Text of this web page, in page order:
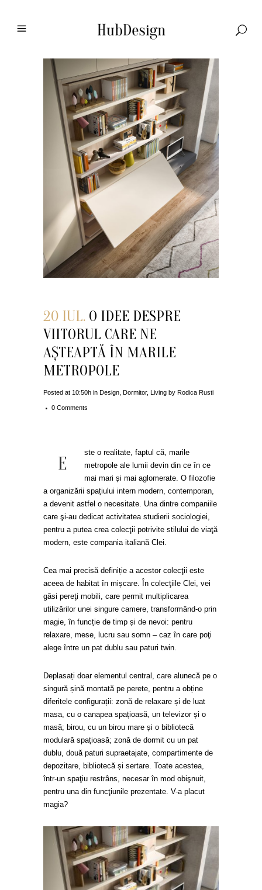
20 IUL. O IDEE DESPRE
VIITORUL CARE NE
AȘTEAPTĂ ÎN MARILE
METROPOLE
Posted at 10:50h in Design Dormitor, Living by Rodica Rusti
0 Comments
E
ste o realitate, faptul că, marile
metropole ale lumii devin din ce în ce
mai mari și mai aglomerate. O filozofie
a organizării spațiului intern modern, contemporan,
a devenit astfel o necesitate. Una dintre companiile
care şi-au dedicat activitatea studierii sociologiei,
pentru a putea crea colecţii potrivite stilului de viaţă
modern, este compania italiană Clei.
Cea mai precisă definiție a acestor colecţii este
aceea de habitat în mișcare. În colecţiile Clei, vei
găsi pereţi mobili, care permit multiplicarea
utilizărilor unei singure camere, transformând-o prin
magie, în funcție de timp și de nevoi: pentru
relaxare, mese, lucru sau somn – caz în care poţi
alege între un pat dublu sau paturi twin.
Deplasați doar elementul central, care alunecă pe o
singură șină montată pe perete, pentru a obține
diferitele configurații: zonă de relaxare și de luat
masa, cu o canapea spațioasă, un televizor și o
masă; birou, cu un birou mare și o bibliotecă
modulară spațioasă; zonă de dormit cu un pat
dublu, două paturi supraetajate, compartimente de
depozitare, bibliotecă și sertare. Toate acestea,
într-un spaţiu restrâns, necesar în mod obişnuit,
pentru una din funcţiunile prezentate. V-a placut
magia?